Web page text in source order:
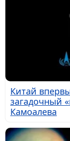
Китай
загадочный
Камоалева